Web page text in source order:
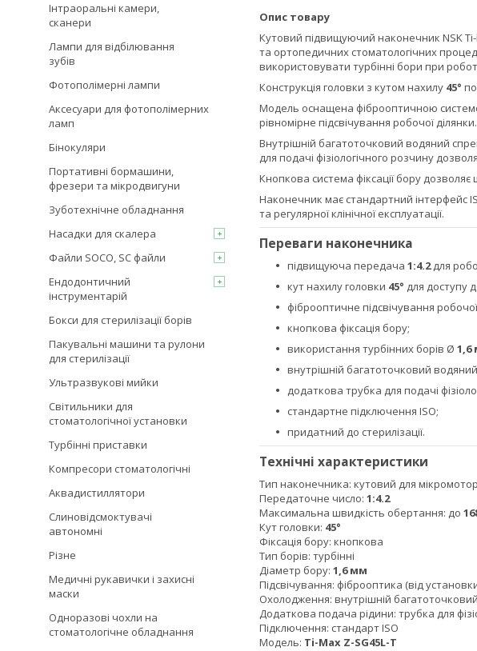
Опис товару
Кутовий підвищуючий наконечник NSK
та ортопедичних стоматологічних
використовувати турбінні бори при
Конструкція головки з кутом нахилу 45°
Модель оснащена фіброоптичною
рівномірне підсвічування робочої ділянки.
Внутрішній багатоточковий водяний
для подачі фізіологічного розчину
Кнопкова система фіксації бору
Наконечник має стандартний інтерфейс
та регулярної клінічної експлуатації.
Переваги наконечника
підвищуюча передача 1:4.2для
кут нахилу головки 45° для доступу
фіброоптичне підсвічування
кнопкова фіксація бору;
використання турбінних борів Ø 1,6
внутрішній багатоточковий
додаткова трубка для подачі
стандартне підключення ISO;
придатний до стерилізації.
Технічні характеристики
Тип наконечника: кутовий для
Передаточне число: 1:4.2
Максимальна швидкість обертання: до
Кут головки: 45°
Фіксація бору: кнопкова
Тип борів: турбінні
Діаметр бору: 1,6 мм
Підсвічування: фіброоптика (від
Охолодження: внутрішній
Додаткова подача рідини: трубка для
Підключення: стандарт ISO
Модель: Ti-Max Z-SG45L-T
Інтраоральні камери,
сканери
Лампи для відбілювання
зубів
Фотополімерні лампи
Аксесуари для фотополімерних
ламп
Бінокуляри
Портативні бормашини,
фрезери та мікродвигуни
Зуботехнічне обладнання
Насадки для скалера
Файли SOCO, SC файли
Ендодонтичний
інструментарій
Бокси для стерилізації борів
Пакувальні машини та рулони
для стерилізації
Ультразвукові мийки
Світильники для
стоматологічної установки
Турбінні приставки
Компресори стоматологічні
Аквадистиллятори
Слиновідсмоктувачі
автономні
Різне
Медичні рукавички і захисні
маски
Одноразові чохли на
стоматологічне обладнання